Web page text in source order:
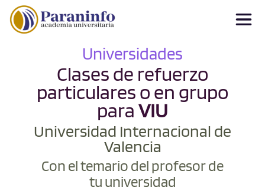
Universidades
Clases de refuerzo
particulares o en grupo
para VIU
Universidad Internacional de
Valencia
Con el temario del profesor de
tu universidad